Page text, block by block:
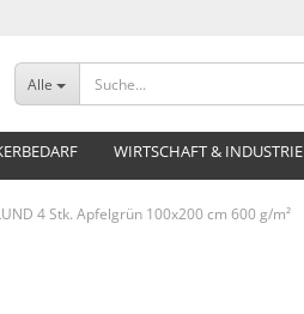
Alle
WIRTSCHAFT & INDUSTRIE
4 Stk. Apfelgrün 100x200 cm 600 g/m²